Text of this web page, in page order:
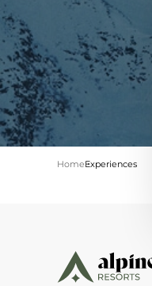
HomeExperiences